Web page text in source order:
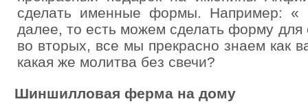
сделать именные формы. Например:
далее, то есть можем сделать форму
во вторых, все мы прекрасно знаем как
какая же молитва без свечи?
Шиншилловая ферма на дому